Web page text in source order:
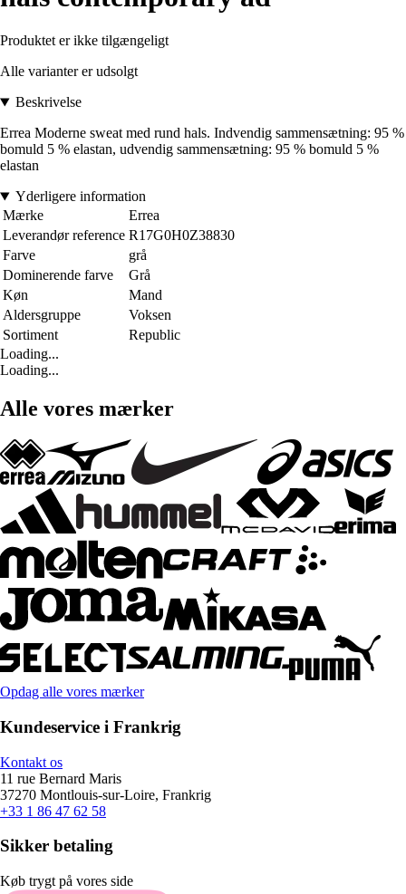
Produktet er ikke tilgængeligt
Alle varianter er udsolgt
Beskrivelse
Errea Moderne sweat med rund hals. Indvendig sammensætning: 95 %
bomuld 5 % elastan, udvendig sammensætning: 95 % bomuld 5 %
elastan
Yderligere information
Mærke
Errea
Leverandør reference R17G0H0Z38830
Farve
grå
Dominerende farve
Grå
Køn
Mand
Aldersgruppe
Voksen
Sortiment
Republic
Loading...
Loading...
Alle vores mærker
Opdag alle vores mærker
Kundeservice i Frankrig
Kontakt os
11 rue Bernard Maris
37270 Montlouis-sur-Loire, Frankrig
+33 1 86 47 62 58
Sikker betaling
Køb trygt på vores side